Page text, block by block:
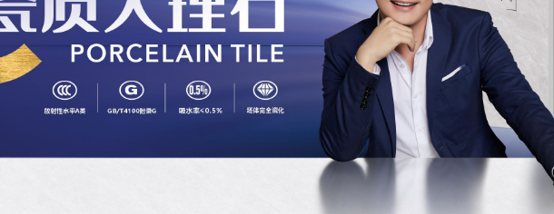
瓦度陶瓷自创立以来，全体员工秉承“拼搏、
创新、发展”的企业价值理念，齐心协力，共
创辉煌。
产品覆盖各种规格的通体大理石、金丝大理
石、生态大理石、双层瓷抛砖、镜面瓷片等上
千个花色品种。
瓦度瓷砖一直秉承以产品品质核心,以全面的
服务方式为保障，形成特有的三大售前、售
中、售后杰出服务体系，得到了广大经销商的
高度认可。
热情、全面、快捷，本公司以更加
提供优质的服务，赢得了广大客户的
和信赖。
瓦度陶瓷借
标，品牌资
轻重的作用。